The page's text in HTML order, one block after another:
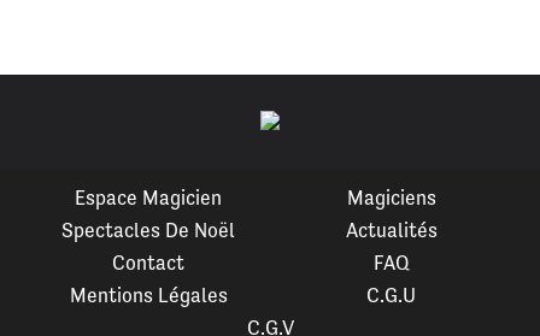
Espace Magicien
Magiciens
Spectacles De Noël
Actualités
Contact
FAQ
Mentions Légales
C.G.U
C.G.V